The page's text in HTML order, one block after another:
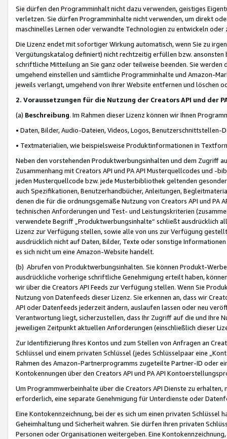
Sie dürfen den Programminhalt nicht dazu verwenden, geistiges
verletzen. Sie dürfen Programminhalte nicht verwenden, um direkt
maschinelles Lernen oder verwandte Technologien zu entwickeln
Die Lizenz endet mit sofortiger Wirkung automatisch, wenn Sie zu
Vergütungskatalog definiert) nicht rechtzeitig erfüllen bzw. ansonsten
schriftliche Mitteilung an Sie ganz oder teilweise beenden. Sie werden
umgehend einstellen und sämtliche Programminhalte und Amazon-
jeweils verlangt, umgehend von Ihrer Website entfernen und löschen
2. Voraussetzungen für die Nutzung der Creators API und der
(a) Beschreibung. Im Rahmen dieser Lizenz können wir Ihnen
• Daten, Bilder, Audio-Dateien, Videos, Logos, Benutzerschnittstellen-
• Textmaterialien, wie beispielsweise Produktinformationen in
Neben den vorstehenden Produktwerbungsinhalten und dem Zugriff
Zusammenhang mit Creators API und PA API Musterquellcodes und
jeden Musterquellcode bzw. jede Musterbibliothek geltenden
auch Spezifikationen, Benutzerhandbücher, Anleitungen,
denen die für die ordnungsgemäße Nutzung von Creators API und PA
technischen Anforderungen und Test- und Leistungskriterien
verwendete Begriff „Produktwerbungsinhalte“ schließt ausdrücklich
Lizenz zur Verfügung stellen, sowie alle von uns zur Verfügung
ausdrücklich nicht auf Daten, Bilder, Texte oder sonstige
es sich nicht um eine Amazon-Website handelt.
(b) Abrufen von Produktwerbungsinhalten. Sie können Produkt-
ausdrückliche vorherige schriftliche Genehmigung erteilt haben,
wir über die Creators API Feeds zur Verfügung stellen. Wenn Sie
Nutzung von Datenfeeds dieser Lizenz. Sie erkennen an, dass wir
API oder Datenfeeds jederzeit ändern, auslaufen lassen oder neu
Verantwortung liegt, sicherzustellen, dass Ihr Zugriff auf die und Ihre
jeweiligen Zeitpunkt aktuellen Anforderungen (einschließlich dieser
Zur Identifizierung Ihres Kontos und zum Stellen von Anfragen an
Schlüssel und einem privaten Schlüssel (jedes Schlüsselpaar eine
Rahmen des Amazon-Partnerprogramms zugeteilte Partner-ID oder
Kontokennungen über den Creators API und PA API
Um Programmwerbeinhalte über die Creators API Dienste zu
erforderlich, eine separate Genehmigung für Unterdienste oder
Eine Kontokennzeichnung, bei der es sich um einen privaten
Geheimhaltung und Sicherheit wahren. Sie dürfen Ihren privaten
Personen oder Organisationen weitergeben. Eine